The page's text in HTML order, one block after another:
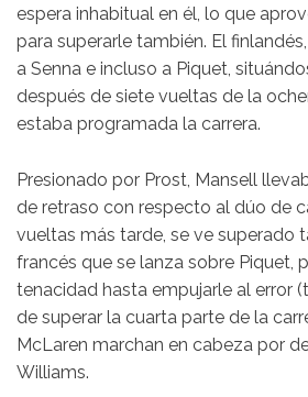
espera inhabitual en él, lo que
para superarle también. El
a Senna e incluso a Piquet,
después de siete vueltas de la
estaba programada la carrera.
Presionado por Prost, Mansell
de retraso con respecto al dúo de
vueltas más tarde, se ve superado
francés que se lanza sobre Piquet,
tenacidad hasta empujarle al error
de superar la cuarta parte de la
McLaren marchan en cabeza por
Williams.